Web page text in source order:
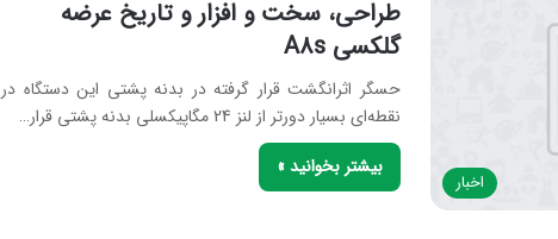
اخبار
طراحی، سخت و افزار و تاریخ عرضه
گلکسی A8s
حسگر اثرانگشت قرار گرفته در بدنه پشتی این دستگاه در
نقطه‌ای بسیار دورتر از لنز 24 مگاپیکسلی بدنه پشتی قرار…
بیشتر بخوانید »